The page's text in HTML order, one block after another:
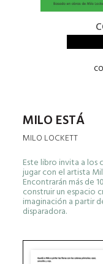
MILO ESTÁ
MILO LOCKETT
Este libro invita a los
jugar con el artista
Encontrarán más de
construir un espacio
imaginación a partir
disparadora.